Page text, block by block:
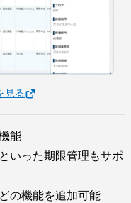
見る
能
いった期限管理もサポ
の機能を追加可能